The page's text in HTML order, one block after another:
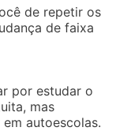
de repetir os
de faixa
por estudar o
mas
autoescolas.